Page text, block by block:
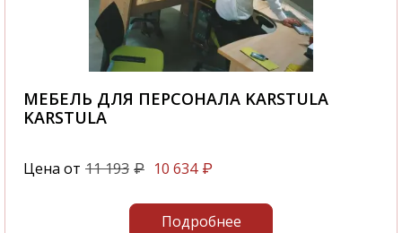
МЕБЕЛЬ ДЛЯ ПЕРСОНАЛА KARSTULA
KARSTULA
Цена от 11 193 ₽ 10 634 ₽
Подробнее